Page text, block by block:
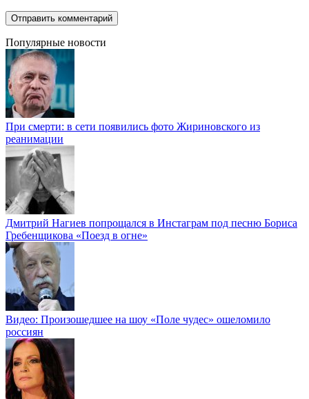
Популярные новости
При смерти: в сети появились фото Жириновского из
реанимации
Дмитрий Нагиев попрощался в Инстаграм под песню Бориса
Гребенщикова «Поезд в огне»
Видео: Произошедшее на шоу «Поле чудес» ошеломило
россиян